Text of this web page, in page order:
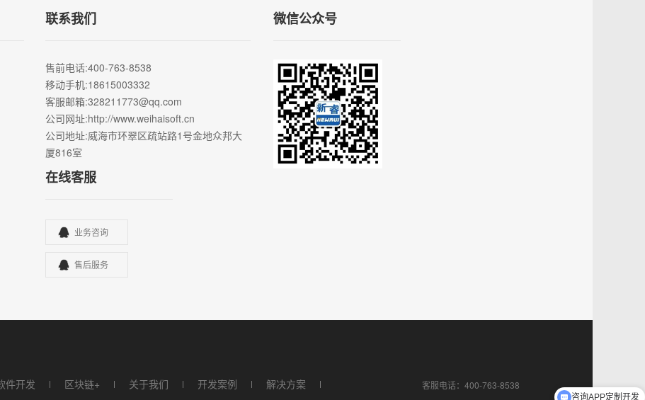
联系我们
售前电话:400-763-8538
移动手机:18615003332
客服邮箱:328211773@qq.com
公司网址:http://www.weihaisoft.cn
公司地址:威海市环翠区疏站路1号金地众邦大
厦816室
微信公众号
在线客服
业务咨询
售后服务
件开发 区块链+ 关于我们 开发案例 解决方案 客服电话：400-763-8538
咨询APP定制开发